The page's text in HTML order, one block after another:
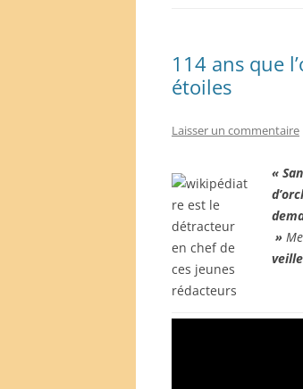
114 ans que
étoiles
Laisser un commentaire
«
»